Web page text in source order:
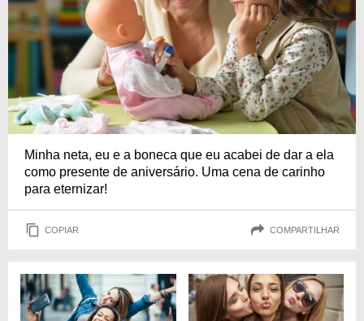
Minha neta, eu e a boneca que eu acabei de dar a ela
como presente de aniversário. Uma cena de carinho
para eternizar!
COPIAR COMPARTILHAR